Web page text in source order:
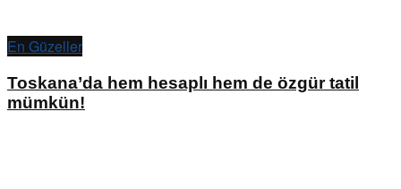
En Güzeller
Toskana’da hem hesaplı hem de özgür tatil
mümkün!